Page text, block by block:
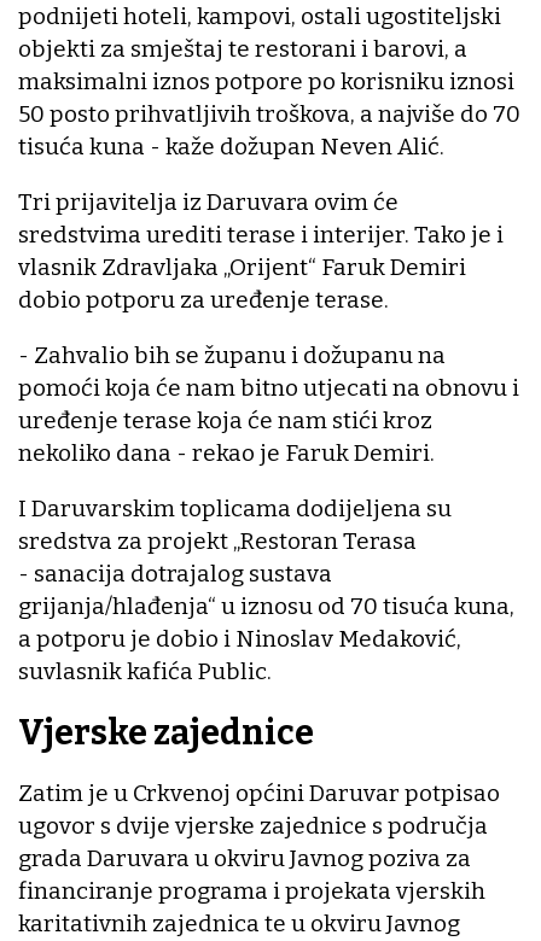
podnijeti hoteli, kampovi, ostali ugostiteljski
objekti za smještaj te restorani i barovi, a
maksimalni iznos potpore po korisniku iznosi
50 posto prihvatljivih troškova, a najviše do 70
tisuća kuna - kaže dožupan Neven Alić.
Tri prijavitelja iz Daruvara ovim će
sredstvima urediti terase i interijer. Tako je i
vlasnik Zdravljaka „Orijent“ Faruk Demiri
dobio potporu za uređenje terase.
- Zahvalio bih se županu i dožupanu na
pomoći koja će nam bitno utjecati na obnovu i
uređenje terase koja će nam stići kroz
nekoliko dana - rekao je Faruk Demiri.
I Daruvarskim toplicama dodijeljena su
sredstva za projekt „Restoran Terasa
- sanacija dotrajalog sustava
grijanja/hlađenja“ u iznosu od 70 tisuća kuna,
a potporu je dobio i Ninoslav Medaković,
suvlasnik kafića Public.
Vjerske zajednice
Zatim je u Crkvenoj općini Daruvar potpisao
ugovor s dvije vjerske zajednice s područja
grada Daruvara u okviru Javnog poziva za
financiranje programa i projekata vjerskih
karitativnih zajednica te u okviru Javnog